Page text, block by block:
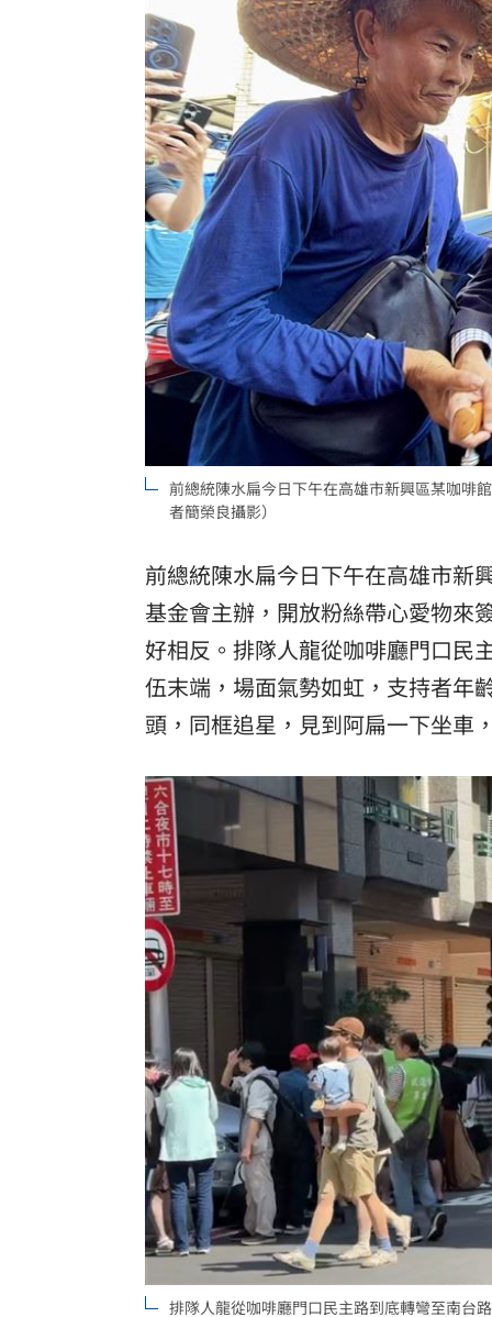
演習硬上路還無照！鳳山女慘收10萬單
一軍不是來跑龍套 餅總對新人不手下
靠2根鐵軌橫掃AI鏈 川湖財報衝上萬金
台灣彩券開獎直播中 20:31
LIVE三立+24小時直播 15:27
三立iNEWS新聞台線上直播 18:00
商場戰國來臨 台中「頂奢大道」逐漸
台彩父親節推新刮刮樂千萬頭獎超「爸
「拍片人的多重宇宙」職涯論壇9/12登
8國球員齊聚高雄 Formosa 7s掀足球
理想混蛋號召粉絲跨海追星吃美食！
前總統陳水扁今日下午在高雄市新興區某咖啡
者簡榮良攝影）
前總統陳水扁今日下午在高雄市新
基金會主辦，開放粉絲帶心愛物來
好相反。排隊人龍從咖啡廳門口民
伍末端，場面氣勢如虹，支持者年
頭，同框追星，見到阿扁一下坐車
排隊人龍從咖啡廳門口民主路到底轉彎至南台